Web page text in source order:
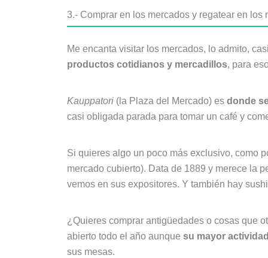
3.- Comprar en los mercados y regatear en los
Me encanta visitar los mercados, lo admito,
productos cotidianos y mercadillos, para
Kauppatori (la Plaza del Mercado) es donde
casi obligada parada para tomar un café y
Si quieres algo un poco más exclusivo, como
mercado cubierto). Data de 1889 y merece la
vemos en sus expositores. Y también hay
¿Quieres comprar antigüedades o cosas que
abierto todo el año aunque su mayor
sus mesas.